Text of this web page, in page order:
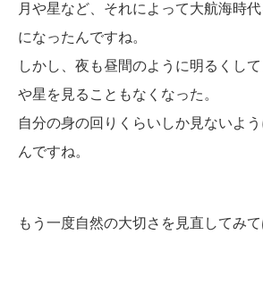
月や星など、それによって大航海時
になったんですね。
しかし、夜も昼間のように明るくし
や星を見ることもなくなった。
自分の身の回りくらいしか見ないよ
んですね。
もう一度自然の大切さを見直してみ